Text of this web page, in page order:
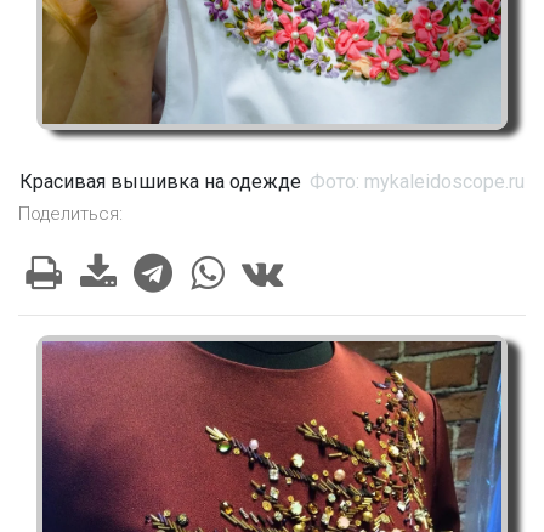
Красивая вышивка на одежде Фото: mykaleidoscope.ru
Поделиться: